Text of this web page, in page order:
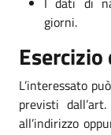
giorni.
L’interessato
previsti
all’indirizzo